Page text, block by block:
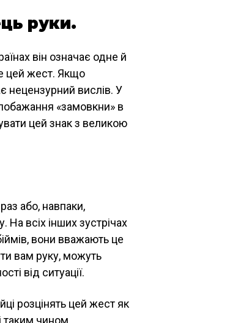
руки.
він означає одне й
цей жест. Якщо
нецензурний вислів. У
«замовкни» в
цей знак з великою
або, навпаки,
На всіх інших зустрічах
вони вважають це
вам руку, можуть
від ситуації.
розцінять цей жест як
таким чином